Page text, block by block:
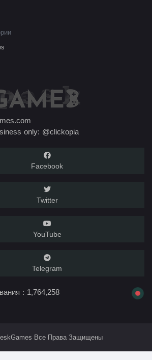
only: @clickopia
Facebook
Twitter
YouTube
Telegram
: 1,764,258
Все Права Защищены